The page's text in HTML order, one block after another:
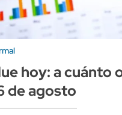
hoy: a cuánto
de agosto